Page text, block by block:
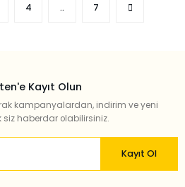
4 .. 7
Kayıt Olun
kampanyalardan, indirim ve yeni
siz haberdar olabilirsiniz.
Kayıt Ol